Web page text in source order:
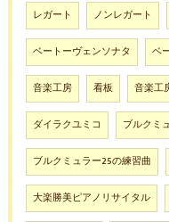
レガート ノンレガート
ベートーヴェンソナタ ベ
音楽工房 看板 音楽工
ダイラクユミコ ブルクミ
ブルクミュラー25の練習曲
大楽勝美ピアノリサイタル